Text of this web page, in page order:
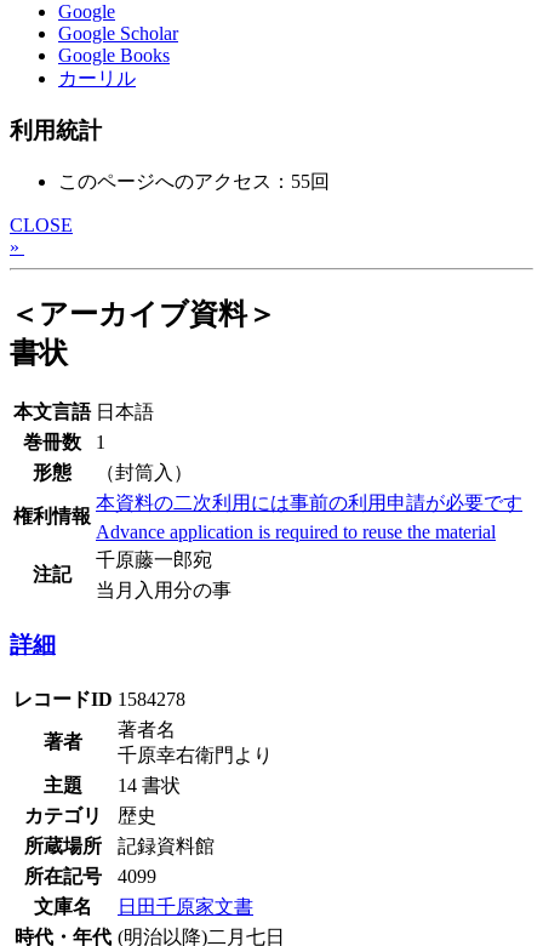
Google
Google Scholar
Google Books
カーリル
利用統計
このページへのアクセス：55回
CLOSE
»
＜アーカイブ資料＞
書状
本文言語 日本語
巻冊数
1
形態
（封筒入）
権利情報
本資料の二次利用には事前の利用申請が必要です
Advance application is required to reuse the material
注記
千原藤一郎宛
当月入用分の事
詳細
レコードID 1584278
著者
著者名
千原幸右衛門より
主題
14 書状
カテゴリ
歴史
所蔵場所
記録資料館
所在記号
4099
文庫名
日田千原家文書
時代・年代 (明治以降)二月七日